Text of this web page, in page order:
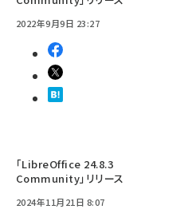
2022年9月9日 23:27
「LibreOffice 24.8.3
Community」リリース
2024年11月21日 8:07